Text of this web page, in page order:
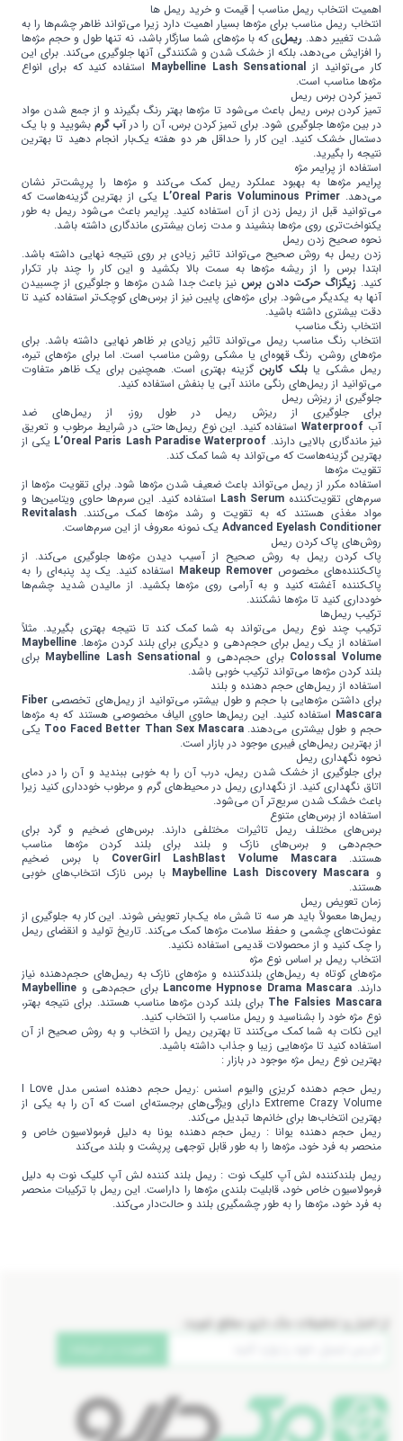
اهمیت انتخاب ریمل مناسب | قیمت و خرید ریمل ها
انتخاب ریمل مناسب برای مژه‌ها بسیار اهمیت دارد زیرا می‌تواند ظاهر چشم‌ها را به
شدت تغییر دهد. ریملی که با مژه‌های شما سازگار باشد، نه تنها طول و حجم مژه‌ها
را افزایش می‌دهد، بلکه از خشک شدن و شکنندگی آنها جلوگیری می‌کند. برای این
کار می‌توانید از Maybelline Lash Sensational استفاده کنید که برای انواع
مژه‌ها مناسب است.
تمیز کردن برس ریمل
تمیز کردن برس ریمل باعث می‌شود تا مژه‌ها بهتر رنگ بگیرند و از جمع شدن مواد
در بین مژه‌ها جلوگیری شود. برای تمیز کردن برس، آن را در آب گرم بشویید و با یک
دستمال خشک کنید. این کار را حداقل هر دو هفته یک‌بار انجام دهید تا بهترین
نتیجه را بگیرید.
استفاده از پرایمر مژه
پرایمر مژه‌ها به بهبود عملکرد ریمل کمک می‌کند و مژه‌ها را پرپشت‌تر نشان
می‌دهد. L’Oreal Paris Voluminous Primer یکی از بهترین گزینه‌هاست که
می‌توانید قبل از ریمل زدن از آن استفاده کنید. پرایمر باعث می‌شود ریمل به طور
یکنواخت‌تری روی مژه‌ها بنشیند و مدت زمان بیشتری ماندگاری داشته باشد.
نحوه صحیح زدن ریمل
زدن ریمل به روش صحیح می‌تواند تاثیر زیادی بر روی نتیجه نهایی داشته باشد.
ابتدا برس را از ریشه مژه‌ها به سمت بالا بکشید و این کار را چند بار تکرار
کنید. زیگزاگ حرکت دادن برس نیز باعث جدا شدن مژه‌ها و جلوگیری از چسبیدن
آنها به یکدیگر می‌شود. برای مژه‌های پایین نیز از برس‌های کوچک‌تر استفاده کنید تا
دقت بیشتری داشته باشید.
انتخاب رنگ مناسب
انتخاب رنگ مناسب ریمل می‌تواند تاثیر زیادی بر ظاهر نهایی داشته باشد. برای
مژه‌های روشن، رنگ قهوه‌ای یا مشکی روشن مناسب است. اما برای مژه‌های تیره،
ریمل مشکی یا بلک کاربن گزینه بهتری است. همچنین برای یک ظاهر متفاوت
می‌توانید از ریمل‌های رنگی مانند آبی یا بنفش استفاده کنید.
جلوگیری از ریزش ریمل
برای جلوگیری از ریزش ریمل در طول روز، از ریمل‌های ضد
آب Waterproof استفاده کنید. این نوع ریمل‌ها حتی در شرایط مرطوب و تعریق
نیز ماندگاری بالایی دارند. L’Oreal Paris Lash Paradise Waterproof یکی از
بهترین گزینه‌هاست که می‌تواند به شما کمک کند.
تقویت مژه‌ها
استفاده مکرر از ریمل می‌تواند باعث ضعیف شدن مژه‌ها شود. برای تقویت مژه‌ها از
سرم‌های تقویت‌کننده Lash Serum استفاده کنید. این سرم‌ها حاوی ویتامین‌ها و
مواد مغذی هستند که به تقویت و رشد مژه‌ها کمک می‌کنند. Revitalash
Advanced Eyelash Conditioner یک نمونه معروف از این سرم‌هاست.
روش‌های پاک کردن ریمل
پاک کردن ریمل به روش صحیح از آسیب دیدن مژه‌ها جلوگیری می‌کند. از
پاک‌کننده‌های مخصوص Makeup Remover استفاده کنید. یک پد پنبه‌ای را به
پاک‌کننده آغشته کنید و به آرامی روی مژه‌ها بکشید. از مالیدن شدید چشم‌ها
خودداری کنید تا مژه‌ها نشکنند.
ترکیب ریمل‌ها
ترکیب چند نوع ریمل می‌تواند به شما کمک کند تا نتیجه بهتری بگیرید. مثلاً
استفاده از یک ریمل برای حجم‌دهی و دیگری برای بلند کردن مژه‌ها. Maybelline
Colossal Volume برای حجم‌دهی و Maybelline Lash Sensational برای
بلند کردن مژه‌ها می‌تواند ترکیب خوبی باشد.
استفاده از ریمل‌های حجم دهنده و بلند
برای داشتن مژه‌هایی با حجم و طول بیشتر، می‌توانید از ریمل‌های تخصصی Fiber
Mascara استفاده کنید. این ریمل‌ها حاوی الیاف مخصوصی هستند که به مژه‌ها
حجم و طول بیشتری می‌دهند. Too Faced Better Than Sex Mascara یکی
از بهترین ریمل‌های فیبری موجود در بازار است.
نحوه نگهداری ریمل
برای جلوگیری از خشک شدن ریمل، درب آن را به خوبی ببندید و آن را در دمای
اتاق نگهداری کنید. از نگهداری ریمل در محیط‌های گرم و مرطوب خودداری کنید زیرا
باعث خشک شدن سریع‌تر آن می‌شود.
استفاده از برس‌های متنوع
برس‌های مختلف ریمل تاثیرات مختلفی دارند. برس‌های ضخیم و گرد برای
حجم‌دهی و برس‌های نازک و بلند برای بلند کردن مژه‌ها مناسب
هستند. CoverGirl LashBlast Volume Mascara با برس ضخیم
و Maybelline Lash Discovery Mascara با برس نازک انتخاب‌های خوبی
هستند.
زمان تعویض ریمل
ریمل‌ها معمولاً باید هر سه تا شش ماه یک‌بار تعویض شوند. این کار به جلوگیری از
عفونت‌های چشمی و حفظ سلامت مژه‌ها کمک می‌کند. تاریخ تولید و انقضای ریمل
را چک کنید و از محصولات قدیمی استفاده نکنید.
انتخاب ریمل بر اساس نوع مژه
مژه‌های کوتاه به ریمل‌های بلندکننده و مژه‌های نازک به ریمل‌های حجم‌دهنده نیاز
دارند. Lancome Hypnose Drama Mascara برای حجم‌دهی و Maybelline
The Falsies Mascara برای بلند کردن مژه‌ها مناسب هستند. برای نتیجه بهتر،
نوع مژه خود را بشناسید و ریمل مناسب را انتخاب کنید.
این نکات به شما کمک می‌کنند تا بهترین ریمل را انتخاب و به روش صحیح از آن
استفاده کنید تا مژه‌هایی زیبا و جذاب داشته باشید.
بهترین نوع ریمل مژه موجود در بازار :
ریمل حجم دهنده کریزی والیوم اسنس
:ریمل حجم دهنده اسنس مدل I Love
Extreme Crazy Volume دارای ویژگی‌های برجسته‌ای است که آن را به یکی از
بهترین انتخاب‌ها برای خانم‌ها تبدیل می‌کند.
ریمل حجم دهنده یوانا : ریمل حجم دهنده یونا به دلیل فرمولاسیون خاص و
منحصر به فرد خود، مژه‌ها را به طور قابل توجهی پرپشت و بلند می‌کند
ریمل بلندکننده لش آپ کلیک نوت : ریمل بلند کننده لش آپ کلیک نوت به دلیل
فرمولاسیون خاص خود، قابلیت بلندی مژه‌ها را داراست. این ریمل با ترکیبات منحصر
به فرد خود، مژه‌ها را به طور چشمگیری بلند و حالت‌دار می‌کند.
از اخبار و تخفیفات مک دارو مطلع شوید: